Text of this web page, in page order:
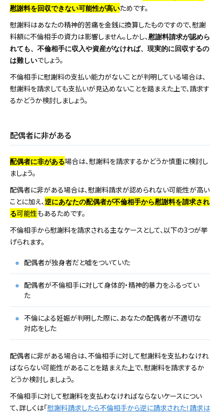
慰謝料を回収できない可能性が高いためです。
慰謝料はあなたの精神的苦痛を金銭に換算したものですので、慰謝
料額に不倫相手の資力は影響しません。しかし、慰謝料請求が認めら
れても、不倫相手に収入や資産がなければ、現実的に回収するの
は難しいでしょう。
不倫相手に慰謝料の支払い能力がないことが判明している場合は、
慰謝料を請求しても支払いが見込めないことを踏まえた上で、請求す
るかどうか検討しましょう。
配偶者に非がある
配偶者に非がある場合は、慰謝料を請求するかどうか慎重に検討し
ましょう。
配偶者に非がある場合は、慰謝料請求が認められない可能性が高い
ことに加え、逆にあなたの配偶者が不倫相手から慰謝料を請求され
る可能性もあるためです。
不倫相手から慰謝料を請求される主なケースとして、以下の3つが挙
げられます。
配偶者が独身者だと嘘をついていた
配偶者が不倫相手に対して身体的・精神的暴力をふるってい
た
不倫による妊娠が判明した際に、あなたの配偶者が不適切な
対応をした
配偶者に非がある場合は、不倫相手に対して慰謝料を支払わなけれ
ばならない可能性があることを踏まえた上で、慰謝料を請求するか
どうか検討しましょう。
不倫相手に対して慰謝料を支払わなければならないケースについ
て、詳しくは「慰謝料請求したら不倫相手から逆に請求された！請求は